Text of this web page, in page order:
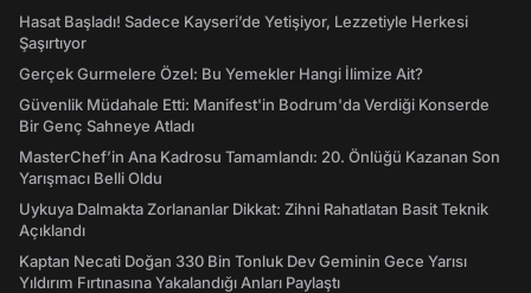
Hasat Başladı! Sadece Kayseri’de Yetişiyor, Lezzetiyle Herkesi
Şaşırtıyor
Gerçek Gurmelere Özel: Bu Yemekler Hangi İlimize Ait?
Güvenlik Müdahale Etti: Manifest'in Bodrum'da Verdiği Konserde
Bir Genç Sahneye Atladı
MasterChef’in Ana Kadrosu Tamamlandı: 20. Önlüğü Kazanan Son
Yarışmacı Belli Oldu
Uykuya Dalmakta Zorlananlar Dikkat: Zihni Rahatlatan Basit Teknik
Açıklandı
Kaptan Necati Doğan 330 Bin Tonluk Dev Geminin Gece Yarısı
Yıldırım Fırtınasına Yakalandığı Anları Paylaştı